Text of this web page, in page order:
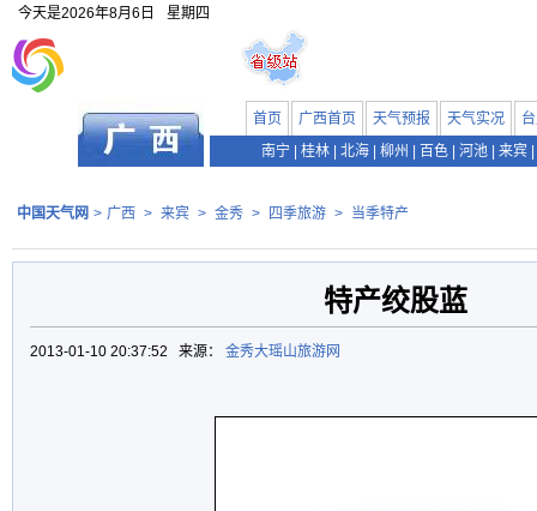
今天是2026年8月6日 星期四
首页 广西首页 天气预报 天气实况
南宁
桂林 北海 柳州 百色 河池 来宾
中国天气网 > 广西 > 来宾 > 金秀 > 四季旅游 > 当季特产
特产绞股蓝
2013-01-10 20:37:52 来源： 金秀大瑶山旅游网